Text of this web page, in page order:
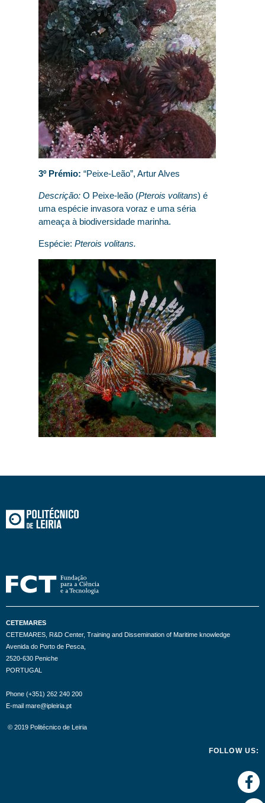
3º Prémio: “Peixe-Leão”, Artur Alves
Descrição: O Peixe-leão (Pterois volitans) é
uma espécie invasora voraz e uma séria
ameaça à biodiversidade marinha.
Espécie: Pterois volitans.
CETEMARES
CETEMARES, R&D Center, Training and Dissemination of Maritime knowledge
Avenida do Porto de Pesca,
2520-630 Peniche
PORTUGAL
Phone (+351) 262 240 200
E-mail mare@ipleiria.pt
© 2019 Politécnico de Leiria
FOLLOW US: